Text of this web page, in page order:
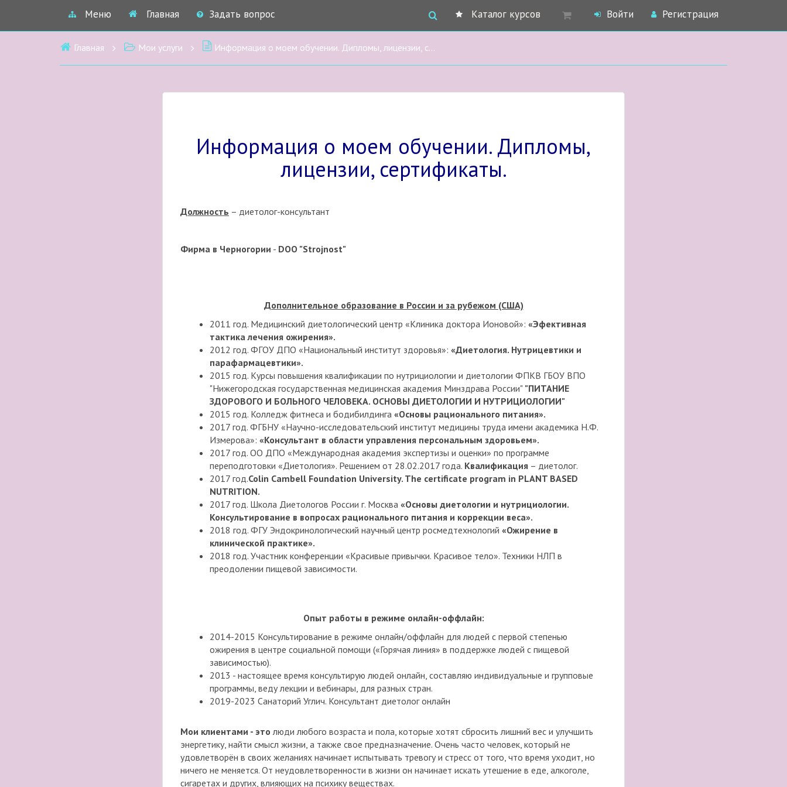
Меню Главная Задать вопрос Каталог курсов Войти Регистрация
Главная Мои услуги Информация о моем обучении. Дипломы, лицензии, сертификаты.
Информация о моем обучении. Дипломы,
лицензии, сертификаты.
Должность – диетолог-консультант
Фирма в Черногории - DOO "Strojnost"
Дополнительное образование в России и за рубежом (США)
2011 год. Медицинский диетологический центр «Клиника доктора Ионовой»: «Эфективная
тактика лечения ожирения».
2012 год. ФГОУ ДПО «Национальный институт здоровья»: «Диетология. Нутрицевтики и
парафармацевтики».
2015 год. Курсы повышения квалификации по нутрициологии и диетологии ФПКВ ГБОУ ВПО
"Нижегородская государственная медицинская академия Минздрава России" "ПИТАНИЕ
ЗДОРОВОГО И БОЛЬНОГО ЧЕЛОВЕКА. ОСНОВЫ ДИЕТОЛОГИИ И НУТРИЦИОЛОГИИ"
2015 год. Колледж фитнеса и бодибилдинга «Основы рационального питания».
2017 год. ФГБНУ «Научно-исследовательский институт медицины труда имени академика Н.Ф.
Измерова»: «Консультант в области управления персональным здоровьем».
2017 год. ОО ДПО «Международная академия экспертизы и оценки» по программе
переподготовки «Диетология». Решением от 28.02.2017 года. Квалификация – диетолог.
2017 год.Colin Cambell Foundation University. The certificate program in PLANT BASED
NUTRITION.
2017 год. Школа Диетологов России г. Москва «Основы диетологии и нутрициологии.
Консультирование в вопросах рационального питания и коррекции веса».
2018 год. ФГУ Эндокринологический научный центр росмедтехнологий «Ожирение в
клинической практике».
2018 год. Участник конференции «Красивые привычки. Красивое тело». Техники НЛП в
преодолении пищевой зависимости.
Опыт работы в режиме онлайн-оффлайн:
2014-2015 Консультирование в режиме онлайн/оффлайн для людей с первой степенью
ожирения в центре социальной помощи («Горячая линия» в поддержке людей с пищевой
зависимостью).
2013 - настоящее время консультирую людей онлайн, составляю индивидуальные и групповые
программы, веду лекции и вебинары, для разных стран.
2019-2023 Санаторий Углич. Консультант диетолог онлайн
Мои клиентами - этолюди любого возраста и пола, которые хотят сбросить лишний вес и улучшить
энергетику, найти смысл жизни, а также свое предназначение. Очень часто человек, который не
удовлетворён в своих желаниях начинает испытывать тревогу и стресс от того, что время уходит, но
ничего не меняется. От неудовлетворенности в жизни он начинает искать утешение в еде, алкоголе,
сигаретах и других, влияющих на психику веществах.